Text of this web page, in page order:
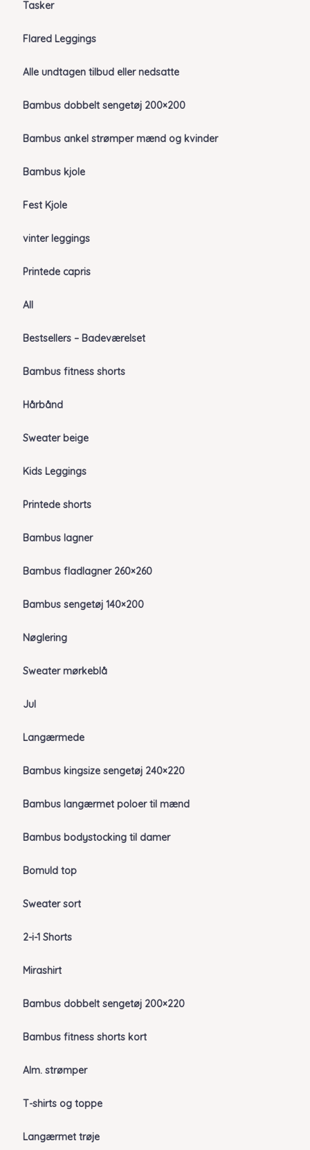
Tasker
Flared Leggings
Alle undtagen tilbud eller nedsatte
Bambus dobbelt sengetøj 200×200
Bambus ankel strømper mænd og kvinder
Bambus kjole
Fest Kjole
vinter leggings
Printede capris
All
Bestsellers – Badeværelset
Bambus fitness shorts
Hårbånd
Sweater beige
Kids Leggings
Printede shorts
Bambus lagner
Bambus fladlagner 260×260
Bambus sengetøj 140×200
Nøglering
Sweater mørkeblå
Jul
Langærmede
Bambus kingsize sengetøj 240×220
Bambus langærmet poloer til mænd
Bambus bodystocking til damer
Bomuld top
Sweater sort
2-i-1 Shorts
Mirashirt
Bambus dobbelt sengetøj 200×220
Bambus fitness shorts kort
Alm. strømper
T-shirts og toppe
Langærmet trøje